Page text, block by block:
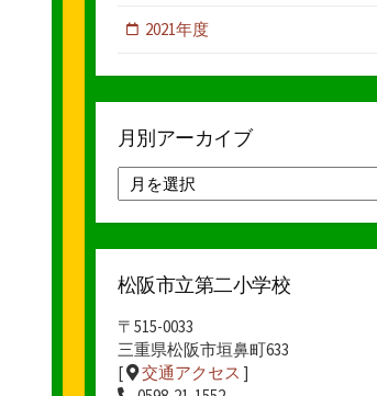
2021年度
月別アーカイブ
別
ア
ー
イ
ブ
松阪市立第二小学校
〒515-0033
三重県松阪市垣鼻町633
[
交通アクセス ]